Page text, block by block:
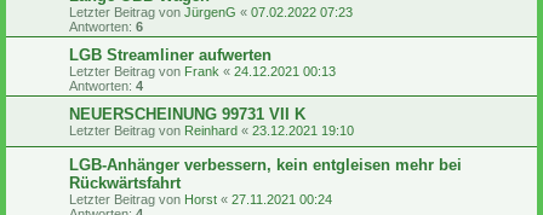
Letzter Beitrag von JürgenG « 07.02.2022 07:23
Antworten: 6
LGB Streamliner aufwerten
Letzter Beitrag von Frank « 24.12.2021 00:13
Antworten: 4
NEUERSCHEINUNG 99731 VII K
Letzter Beitrag von Reinhard « 23.12.2021 19:10
LGB-Anhänger verbessern, kein entgleisen mehr bei
Rückwärtsfahrt
Letzter Beitrag von Horst « 27.11.2021 00:24